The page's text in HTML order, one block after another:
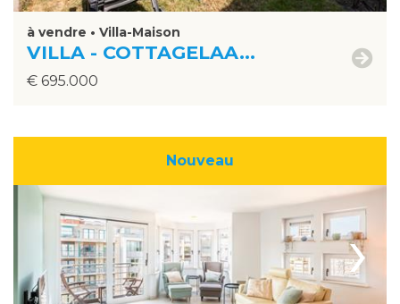
à vendre • Villa-Maison
VILLA - COTTAGELAA...
€ 695.000
Nouveau
›